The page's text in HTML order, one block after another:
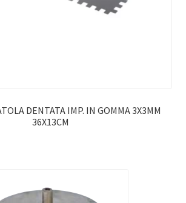
DENTATA IMP. IN GOMMA 3X3MM
36X13CM